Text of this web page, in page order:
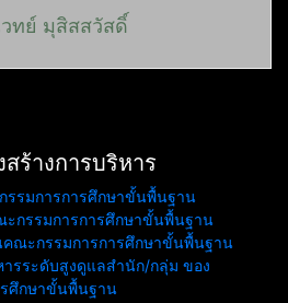
วทย์ มุสิสสวัสดิ์
ร้างการบริหาร
รมการการศึกษาขั้นพื้นฐาน
กรรมการการศึกษาขั้นพื้นฐาน
ณะกรรมการการศึกษาขั้นพื้นฐาน
รระดับสูงดูแลสำนัก/กลุ่ม ของ
ศึกษาขั้นพื้นฐาน